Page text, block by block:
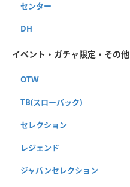
センター
DH
イベント・ガチャ限定・その他
OTW
TB(スローバック)
セレクション
レジェンド
ジャパンセレクション